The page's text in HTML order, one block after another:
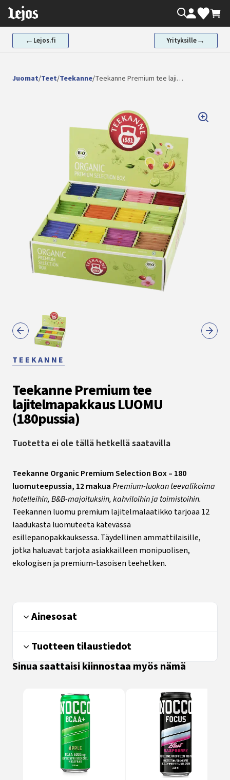
Siirry
sisältöön
Oma tili
← Lejos.fi Yrityksille→
Juomat/Teet/Teekanne/Teekanne Premium tee laji…
TEEKANNE
Teekanne Premium tee
lajitelmapakkaus LUOMU
(180pussia)
Tuotetta ei ole tällä hetkellä saatavilla
Teekanne Organic Premium Selection Box – 180
luomuteepussia, 12 makuaPremium-luokan teevalikoima
hotelleihin, B&B-majoituksiin, kahviloihin ja toimistoihin.
Teekannen luomu premium lajitelmalaatikko tarjoaa 12
laadukasta luomuteetä kätevässä
esillepanopakkauksessa. Täydellinen ammattilaisille,
jotka haluavat tarjota asiakkailleen monipuolisen,
ekologisen ja premium-tasoisen teehetken.
Ainesosat
Tuotteen tilaustiedot
Sinua saattaisi kiinnostaa myös nämä